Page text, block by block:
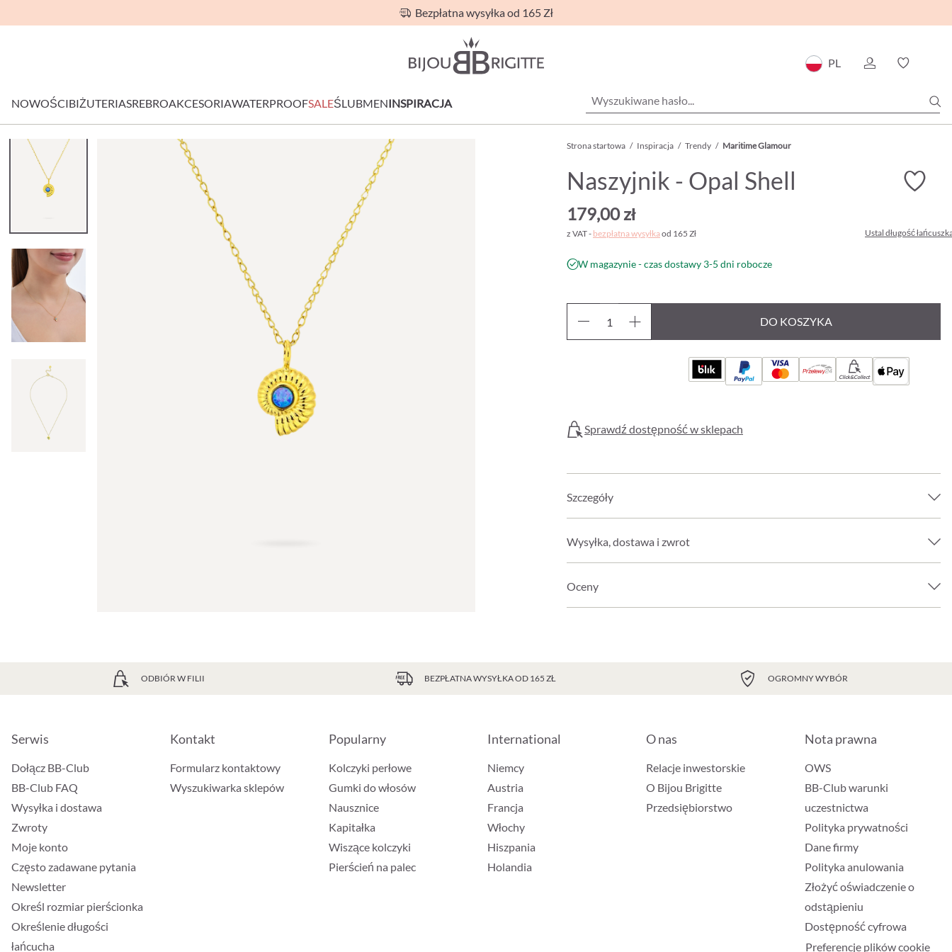
Bezpłatna wysyłka od 165 Zł
PL
NOWOŚCIBIŻUTERIASREBROAKCESORIAWATERPROOFSALEŚLUBMENINSPIRACJA
Strona startowa / Inspiracja / Trendy / Maritime Glamour
Naszyjnik - Opal Shell
179,00 zł
z VAT - bezpłatna wysyłkaod 165 Zł Ustal długość
W magazynie - czas dostawy 3-5 dni robocze
DO KOSZYKA
Click&Collect
Sprawdź dostępność w sklepach
Szczegóły
Wysyłka, dostawa i zwrot
Oceny
ODBIÓR W FILII BEZPŁATNA WYSYŁKA OD 165 ZŁ OGROMNY WYBÓR
Serwis
Dołącz BB-Club
BB-Club FAQ
Wysyłka i dostawa
Zwroty
Moje konto
Często zadawane pytania
Newsletter
Określ rozmiar pierścionka
Określenie długości
łańcucha
Kontakt
Formularz kontaktowy
Wyszukiwarka sklepów
Popularny
Kolczyki perłowe
Gumki do włosów
Nausznice
Kapitałka
Wiszące kolczyki
Pierścień na palec
International
Niemcy
Austria
Francja
Włochy
Hiszpania
Holandia
O nas
Relacje inwestorskie
O Bijou Brigitte
Przedsiębiorstwo
Nota prawna
OWS
BB-Club warunki
uczestnictwa
Polityka prywatności
Dane firmy
Polityka anulowania
Złożyć oświadczenie o
odstąpieniu
Dostępność cyfrowa
Preferencje plików cookie